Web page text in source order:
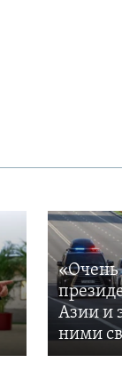
«Очень
Азии и
ними